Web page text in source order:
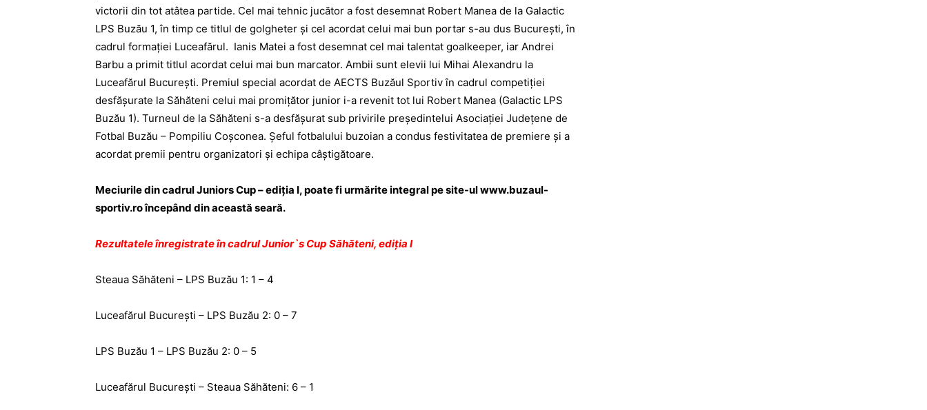
victorii din tot atâtea partide. Cel mai tehnic jucător a fost desemnat Robert Manea de la Galactic
LPS Buzău 1, în timp ce titlul de golgheter şi cel acordat celui mai bun portar s-au dus Bucureşti, în
cadrul formaţiei Luceafărul. Ianis Matei a fost desemnat cel mai talentat goalkeeper, iar Andrei
Barbu a primit titlul acordat celui mai bun marcator. Ambii sunt elevii lui Mihai Alexandru la
Luceafărul Bucureşti. Premiul special acordat de AECTS Buzăul Sportiv în cadrul competiţiei
desfăşurate la Săhăteni celui mai promiţător junior i-a revenit tot lui Robert Manea (Galactic LPS
Buzău 1). Turneul de la Săhăteni s-a desfăşurat sub privirile preşedintelui Asociaţiei Judeţene de
Fotbal Buzău – Pompiliu Coşconea. Şeful fotbalului buzoian a condus festivitatea de premiere şi a
acordat premii pentru organizatori şi echipa câştigătoare.
Meciurile din cadrul Juniors Cup – ediţia I, poate fi urmărite integral pe site-ulwww.buzaul-
sportiv.roîncepând din această seară.
Rezultatele înregistrate în cadrul Junior`s Cup Săhăteni, ediţia I
Steaua Săhăteni – LPS Buzău 1: 1 – 4
Luceafărul Bucureşti – LPS Buzău 2: 0 – 7
LPS Buzău 1 – LPS Buzău 2: 0 – 5
Luceafărul Bucureşti – Steaua Săhăteni: 6 – 1